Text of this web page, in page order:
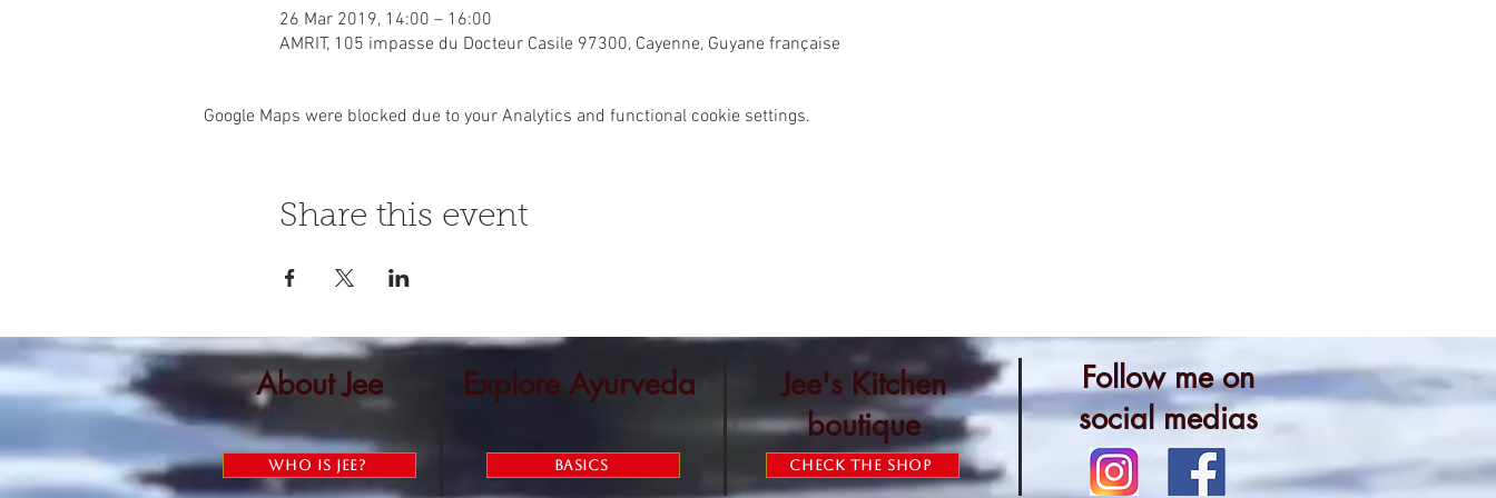
26 Mar 2019, 14:00 – 16:00
AMRIT, 105 impasse du Docteur Casile 97300, Cayenne, Guyane française
Google Maps were blocked due to your Analytics and functional cookie settings.
Share this event
About Jee
Who is Jee?
Explore Ayurveda
Basics
Jee's Kitchen
boutique
Check the shop
Follow me on
social medias